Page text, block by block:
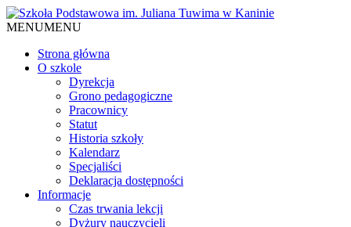
MENUMENU
Strona główna
O szkole
Dyrekcja
Grono pedagogiczne
Pracownicy
Statut
Historia szkoły
Kalendarz
Specjaliści
Deklaracja dostępności
Informacje
Czas trwania lekcji
Dyżury nauczycieli